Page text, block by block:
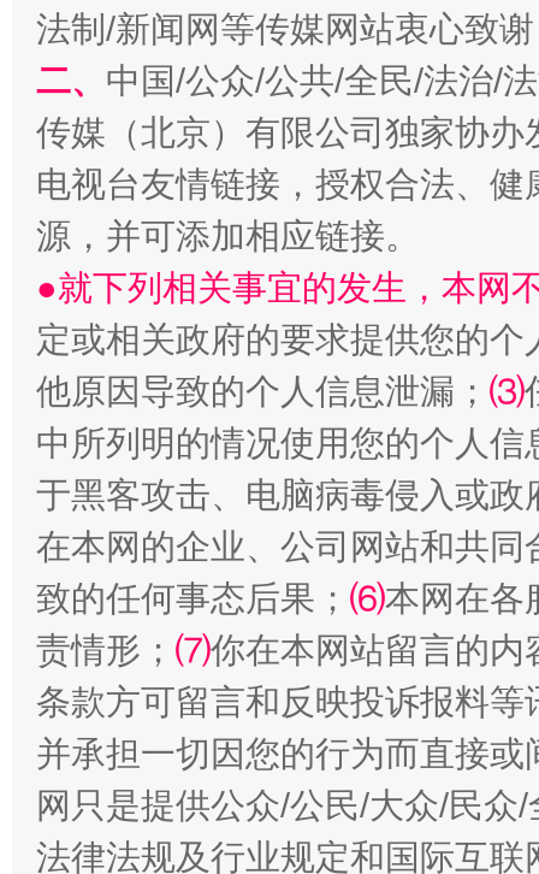
阿坝州三大球赛在茂县开幕 规模
国家大学科技园优化重塑工作
扯下公款旅游的“隐身衣” 如何以
法制/新闻网等传媒网站衷心致
二、 中国/公众/公共/全民/法治/
传媒（北京）有限公司独家协
电视台友情链接，授权合法、
源，并可添加相应链接。
●就下列相关事宜的发生，本网
定或相关政府的要求提供您的个
他原因导致的个人信息泄漏； ⑶
中所列明的情况使用您的个人
于黑客攻击、电脑病毒侵入或
在本网的企业、公司网站和共
致的任何事态后果； ⑹本网在各
责情形； ⑺你在本网站留言的内
条款方可留言和反映投诉报料
并承担一切因您的行为而直接
网只是提供公众/公民/大众/民
法律法规及行业规定和国际互